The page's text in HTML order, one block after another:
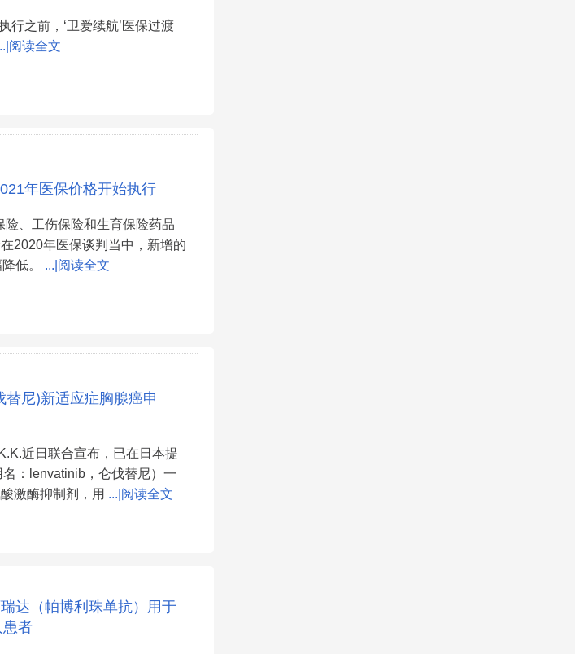
行之前，‘卫爱续航’医保过渡
阅读全文
年医保价格开始执行
、工伤保险和生育保险药品
2020年医保谈判当中，新增的
低。 ...|阅读全文
尼)新适应症胸腺癌申
近日联合宣布，已在日本提
：lenvatinib，仑伐替尼）一
激酶抑制剂，用 ...|阅读全文
达（帕博利珠单抗）用于
者